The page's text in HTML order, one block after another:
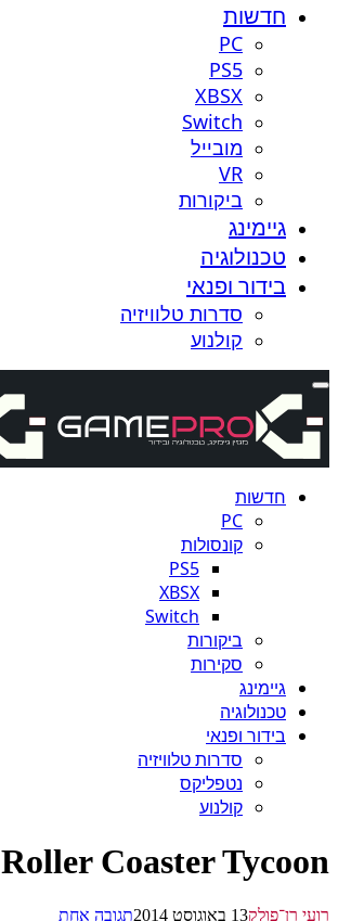
חדשות
PC
PS5
XBSX
Switch
מובייל
VR
ביקורות
גיימינג
טכנולוגיה
בידור ופנאי
סדרות טלוויזיה
קולנוע
חדשות
PC
קונסולות
PS5
XBSX
Switch
ביקורות
סקירות
גיימינג
טכנולוגיה
בידור ופנאי
סדרות טלוויזיה
נטפליקס
קולנוע
Roller Coaster Tycoon חוזר למסלול ב-2015
רועי רן־פולק13 באוגוסט 2014 תגובה אחת